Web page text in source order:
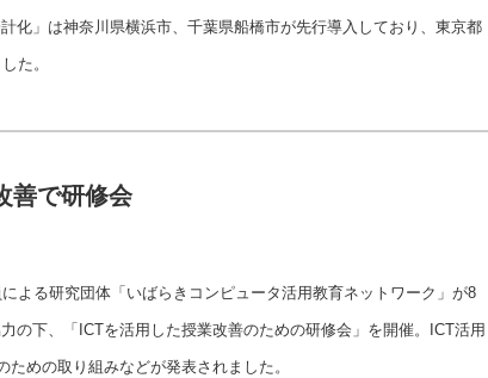
化」は神奈川県横浜市、千葉県船橋市が先行導入しており、東京都
た。
善で研修会
よる研究団体「いばらきコンピュータ活用教育ネットワーク」が8
の下、「ICTを活用した授業改善のための研修会」を開催。ICT活用
めの取り組みなどが発表されました。